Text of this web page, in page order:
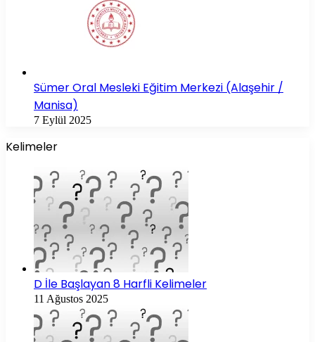
Sümer Oral Mesleki Eğitim Merkezi (Alaşehir /
Manisa)
7 Eylül 2025
Kelimeler
D İle Başlayan 8 Harfli Kelimeler
11 Ağustos 2025